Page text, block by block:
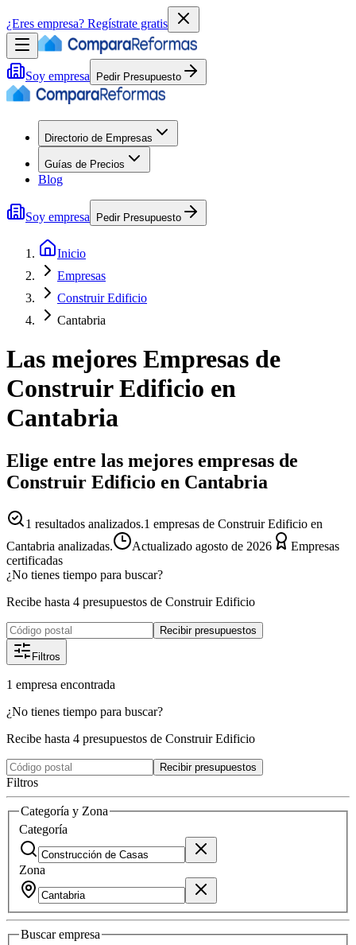
¿Eres empresa? Regístrate gratis
Soy empresa Pedir Presupuesto
Directorio de Empresas
Guías de Precios
Blog
Soy empresa Pedir Presupuesto
Inicio
Empresas
Construir Edificio
Cantabria
Las mejores Empresas de
Construir Edificio en
Cantabria
Elige entre las mejores empresas de
Construir Edificio en Cantabria
1 resultados analizados.1 empresas de Construir Edificio en
Cantabria analizadas.
Actualizado agosto de 2026
Empresas
certificadas
¿No tienes tiempo para buscar?
Recibe hasta 4 presupuestos de Construir Edificio
Recibir presupuestos
Filtros
1 empresa encontrada
¿No tienes tiempo para buscar?
Recibe hasta 4 presupuestos de Construir Edificio
Recibir presupuestos
Filtros
Categoría y Zona
Categoría
Zona
Buscarempresa